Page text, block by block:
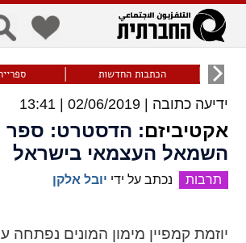
כללי
visibility_off
keyboard
זום
התרחק
הכתבות החדשות
ידיעה כתובה |02/06/2019 | 13:41
אקטיביזם: הדסטרט: ספר
השמאל העצמאי בישראל
תרבות נכתב על ידי יובל אלקן
יוזמת קמפיין מימון המונים נפתחה